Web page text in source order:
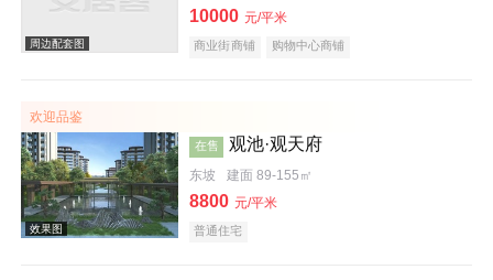
效果图
10000 元/平米
商业街商铺 购物中心商铺
欢迎品鉴
在售 观池·观天府
东坡 建面 89-155㎡
8800 元/平米
普通住宅